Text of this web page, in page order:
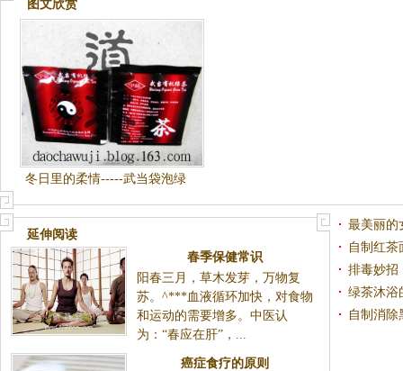
图文欣赏
冬日里的柔情-----武当袋泡绿
茶
延伸阅读
春季保健常识
阳春三月，草木发芽，万物复
苏。^***血液循环加快，对食物
和运动的需要增多。中医认
为：“春应在肝”，...
癌症食疗的原则
最美丽的
自制红茶
排毒妙招
绿茶沐浴
自制消除